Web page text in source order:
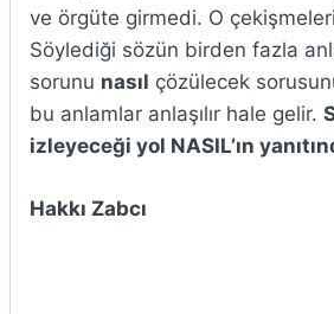
ve örgüte girmedi. O
Söylediği sözün birden fazla
sorunu nasıl çözülecek
bu anlamlar anlaşılır hale gelir.
izleyeceği yol NASIL’ın
Hakkı Zabcı